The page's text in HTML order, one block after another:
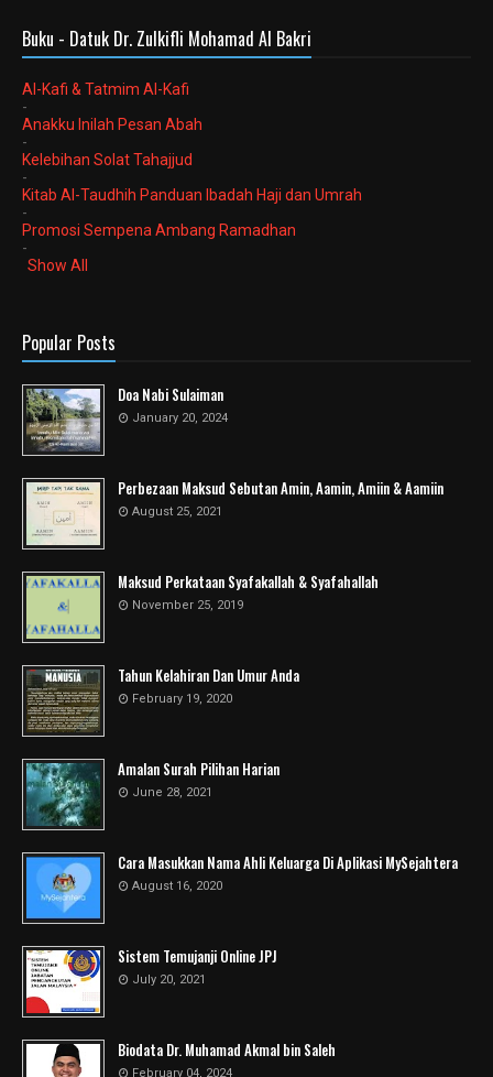
Buku - Datuk Dr. Zulkifli Mohamad Al Bakri
Al-Kafi & Tatmim Al-Kafi
-
Anakku Inilah Pesan Abah
-
Kelebihan Solat Tahajjud
-
Kitab Al-Taudhih Panduan Ibadah Haji dan Umrah
-
Promosi Sempena Ambang Ramadhan
-
Show All
Popular Posts
Doa Nabi Sulaiman
January 20, 2024
Perbezaan Maksud Sebutan Amin, Aamin, Amiin & Aamiin
August 25, 2021
Maksud Perkataan Syafakallah & Syafahallah
November 25, 2019
Tahun Kelahiran Dan Umur Anda
February 19, 2020
Amalan Surah Pilihan Harian
June 28, 2021
Cara Masukkan Nama Ahli Keluarga Di Aplikasi MySejahtera
August 16, 2020
Sistem Temujanji Online JPJ
July 20, 2021
Biodata Dr. Muhamad Akmal bin Saleh
February 04, 2024